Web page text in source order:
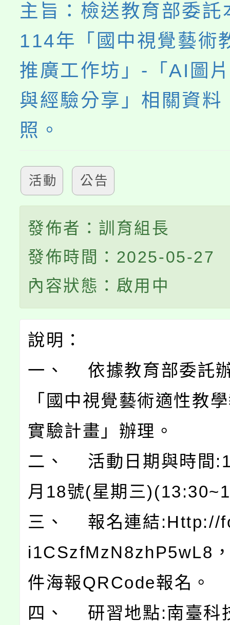
主旨：檢送教育部委託
114年「國中視覺藝術
推廣工作坊」-「AI圖
與經驗分享」相關資料
照。
活動 公告
發佈者：訓育組長
發佈時間：2025-05-27
內容狀態：啟用中
說明：
一、 依據教育部委託
「國中視覺藝術適性教
實驗計畫」辦理。
二、 活動日期與時間
月18號(星期三
三、 報名連結:Http://
i1CSzfMzN8zhP5wL8
件海報QRCode報名。
四、 研習地點:南臺科